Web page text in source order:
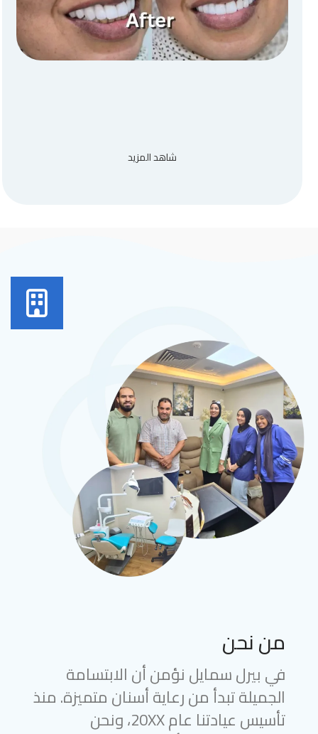
شاهد المزيد
من نحن
في بيرل سمايل نؤمن أن الابتسامة
الجميلة تبدأ من رعاية أسنان متميزة. منذ
تأسيس عيادتنا عام 20XX، ونحن